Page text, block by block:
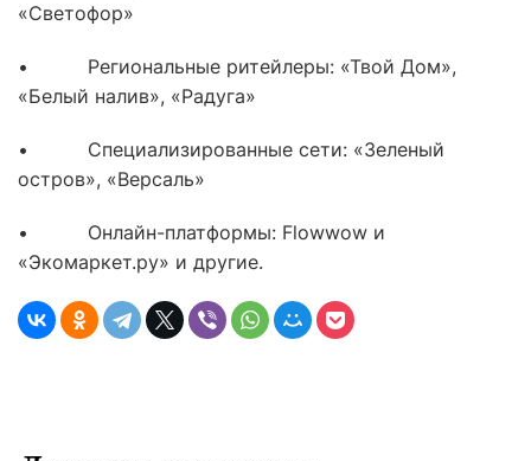
«Светофор»
• Региональные ритейлеры: «Твой Дом»,
«Белый налив», «Радуга»
• Специализированные сети: «Зеленый
остров», «Версаль»
• Онлайн-платформы: Flowwow и
«Экомаркет.ру» и другие.